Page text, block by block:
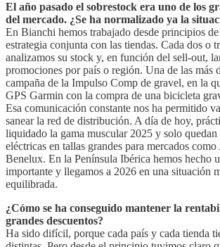
El año pasado el sobrestock era uno de los
del mercado. ¿Se ha normalizado ya la
En Bianchi hemos trabajado desde principios
estrategia conjunta con las tiendas. Cada dos o
analizamos su stock y, en función del sell-out,
promociones por país o región. Una de las más
campaña de la Impulso Comp de gravel, en la
GPS Garmin con la compra de una bicicleta
Esa comunicación constante nos ha permitido
sanear la red de distribución. A día de hoy,
liquidado la gama muscular 2025 y solo quedan
eléctricas en tallas grandes para mercados
Benelux. En la Península Ibérica hemos hecho
importante y llegamos a 2026 en una situación
equilibrada.
¿Cómo se ha conseguido mantener la
grandes descuentos?
Ha sido difícil, porque cada país y cada tienda